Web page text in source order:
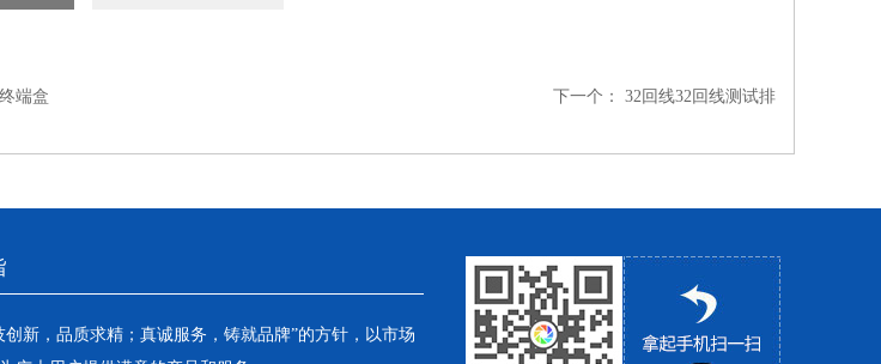
端盒 下一个： 32回线32回线测试排
创新，品质求精；真诚服务，铸就品牌”的方针，以市场